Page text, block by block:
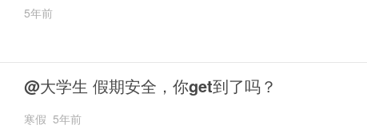
5年前
@大学生 假期安全，你get到了吗？
寒假 5年前